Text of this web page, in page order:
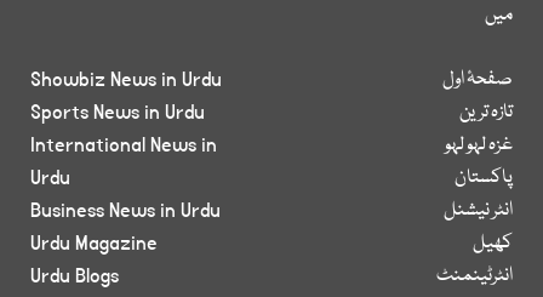
میں
صفحۂ اول
تازہ ترین
غزہ لہو لہو
پاکستان
انٹر نیشنل
کھیل
انٹرٹینمنٹ
Showbiz News in Urdu
Sports News in Urdu
International News in
Urdu
Business News in Urdu
Urdu Magazine
Urdu Blogs